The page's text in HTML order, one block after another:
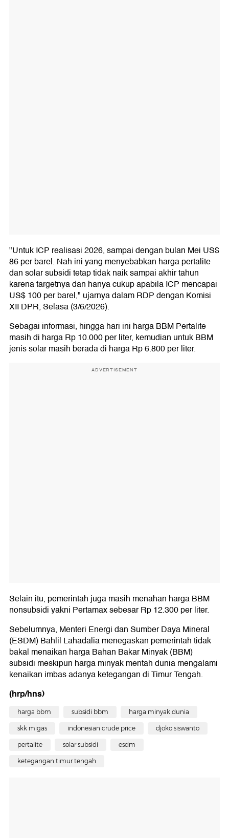
"Untuk ICP realisasi 2026, sampai dengan bulan Mei US$
86 per barel. Nah ini yang menyebabkan harga pertalite
dan solar subsidi tetap tidak naik sampai akhir tahun
karena targetnya dan hanya cukup apabila ICP mencapai
US$ 100 per barel," ujarnya dalam RDP dengan Komisi
XII DPR, Selasa (3/6/2026).
Sebagai informasi, hingga hari ini harga BBM Pertalite
masih di harga Rp 10.000 per liter, kemudian untuk BBM
jenis solar masih berada di harga Rp 6.800 per liter.
ADVERTISEMENT
Selain itu, pemerintah juga masih menahan harga BBM
nonsubsidi yakni Pertamax sebesar Rp 12.300 per liter.
Sebelumnya, Menteri Energi dan Sumber Daya Mineral
(ESDM) Bahlil Lahadalia menegaskan pemerintah tidak
bakal menaikan harga Bahan Bakar Minyak (BBM)
subsidi meskipun harga minyak mentah dunia mengalami
kenaikan imbas adanya ketegangan di Timur Tengah.
(hrp/hns)
harga bbm subsidi bbm harga minyak dunia
skk migas indonesian crude price djoko siswanto
pertalite solar subsidi esdm
ketegangan timur tengah